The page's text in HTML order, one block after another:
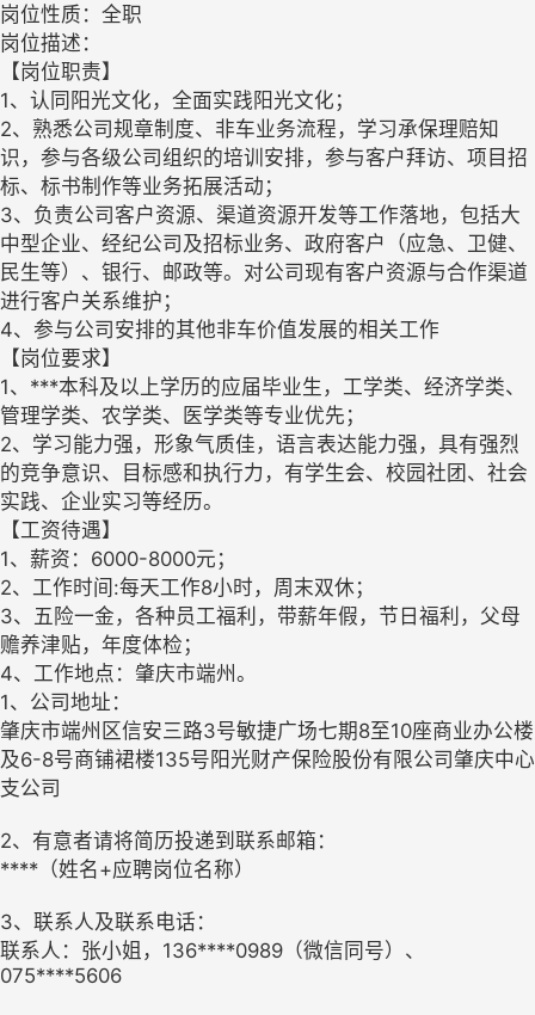
岗位性质：全职
岗位描述：
【岗位职责】
1、认同阳光文化，全面实践阳光文化；
2、熟悉公司规章制度、非车业务流程，学习承保理赔知
识，参与各级公司组织的培训安排，参与客户拜访、项目招
标、标书制作等业务拓展活动；
3、负责公司客户资源、渠道资源开发等工作落地，包括大
中型企业、经纪公司及招标业务、政府客户（应急、卫健、
民生等）、银行、邮政等。对公司现有客户资源与合作渠道
进行客户关系维护；
4、参与公司安排的其他非车价值发展的相关工作
【岗位要求】
1、***本科及以上学历的应届毕业生，工学类、经济学类、
管理学类、农学类、医学类等专业优先；
2、学习能力强，形象气质佳，语言表达能力强，具有强烈
的竞争意识、目标感和执行力，有学生会、校园社团、社会
实践、企业实习等经历。
【工资待遇】
1、薪资：6000-8000元；
2、工作时间:每天工作8小时，周末双休；
3、五险一金，各种员工福利，带薪年假，节日福利，父母
赡养津贴，年度体检；
4、工作地点：肇庆市端州。
1、公司地址：
肇庆市端州区信安三路3号敏捷广场七期8至10座商业办公楼
及6-8号商铺裙楼135号阳光财产保险股份有限公司肇庆中心
支公司
2、有意者请将简历投递到联系邮箱：
****（姓名+应聘岗位名称）
3、联系人及联系电话：
联系人：张小姐，136****0989（微信同号）、
075****5606